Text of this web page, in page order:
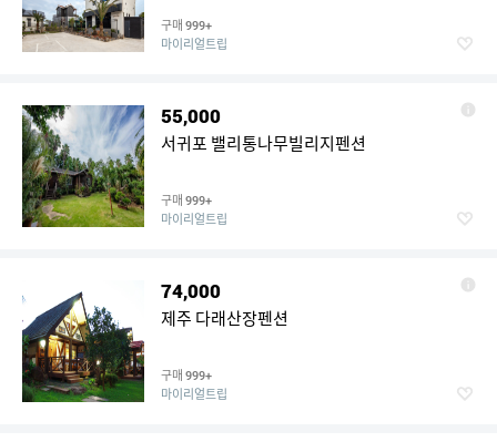
구매 999+
마이리얼트립
55,000
서귀포 밸리통나무빌리지펜션
구매 999+
마이리얼트립
74,000
제주 다래산장펜션
구매 999+
마이리얼트립